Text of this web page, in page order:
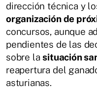
dirección técnica y
organización de
concursos, aunque
pendientes de las
sobre lasituación
reapertura del
asturianas.